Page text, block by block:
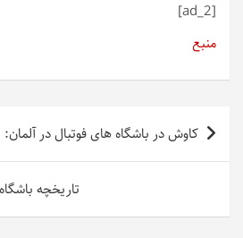
[ad_2]
منبع
راهبری
نوشته
کاوش در باشگاه های فوتبال در آلمان:
تاریخچه